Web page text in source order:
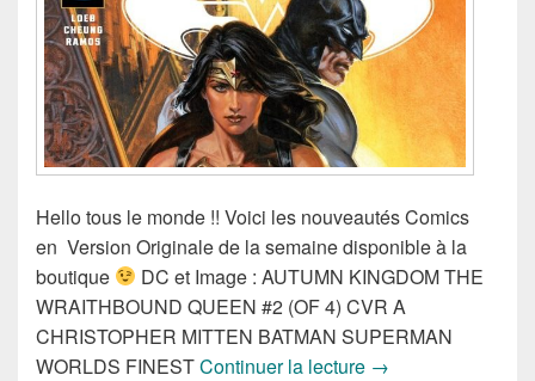
Hello tous le monde !! Voici les nouveautés Comics
en Version Originale de la semaine disponible à la
boutique
DC et Image : AUTUMN KINGDOM THE
WRAITHBOUND QUEEN #2 (OF 4) CVR A
CHRISTOPHER MITTEN BATMAN SUPERMAN
WORLDS FINESTContinuer la lecture Sortie des comics
→